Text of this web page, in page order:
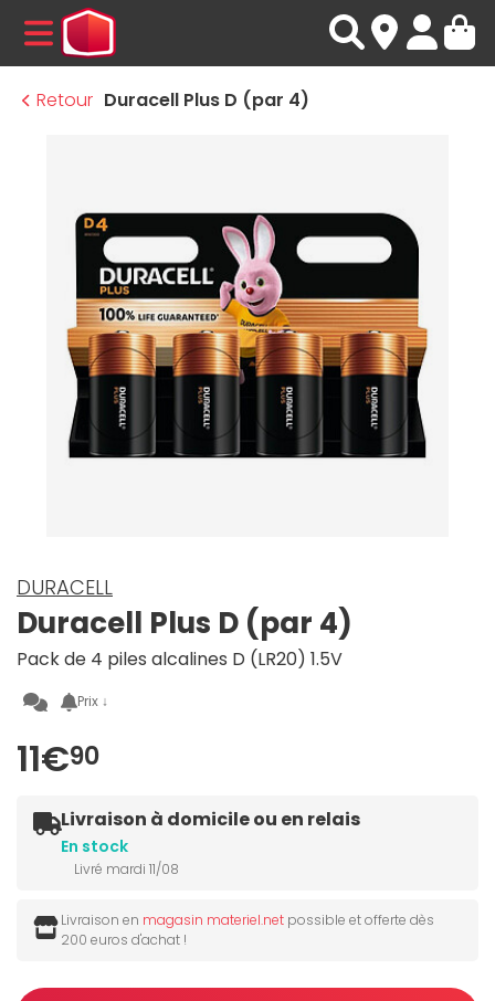
MENU
Retour Duracell Plus D (par 4)
DURACELL
Duracell Plus D (par 4)
Pack de 4 piles alcalines D (LR20) 1.5V
Prix ↓
11€90
Livraison à domicile ou en relais
En stock
Livré mardi 11/08
Livraison en magasin materiel.net possible et offerte dès
200 euros d'achat !